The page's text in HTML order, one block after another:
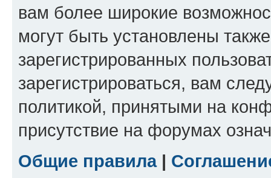
вам более широкие
могут быть установлены
зарегистрированных
зарегистрироваться, вам
политикой, принятыми на
присутствие на форумах
Общие правила|